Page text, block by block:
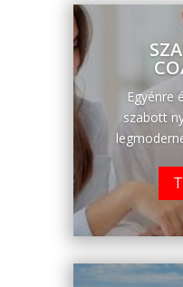
Egyénre
szabott